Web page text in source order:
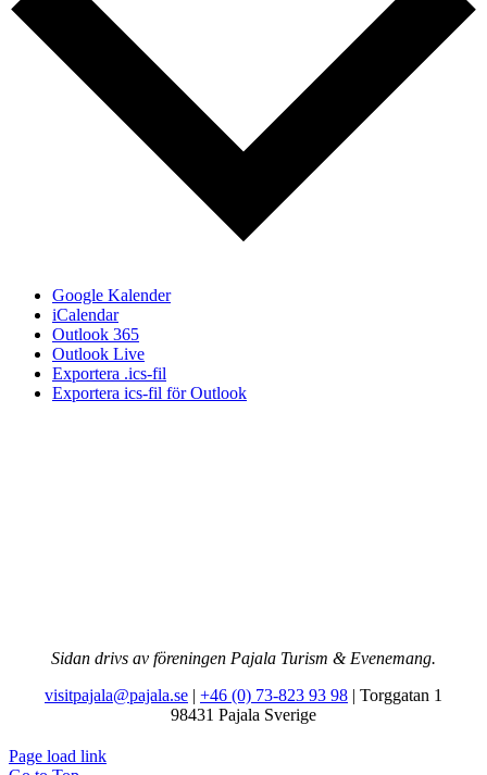
Google Kalender
iCalendar
Outlook 365
Outlook Live
Exportera .ics-fil
Exportera ics-fil för Outlook
Sidan drivs av föreningen Pajala Turism & Evenemang.
visitpajala@pajala.se | +46 (0) 73-823 93 98 | Torggatan 1
98431 Pajala Sverige
Page load link